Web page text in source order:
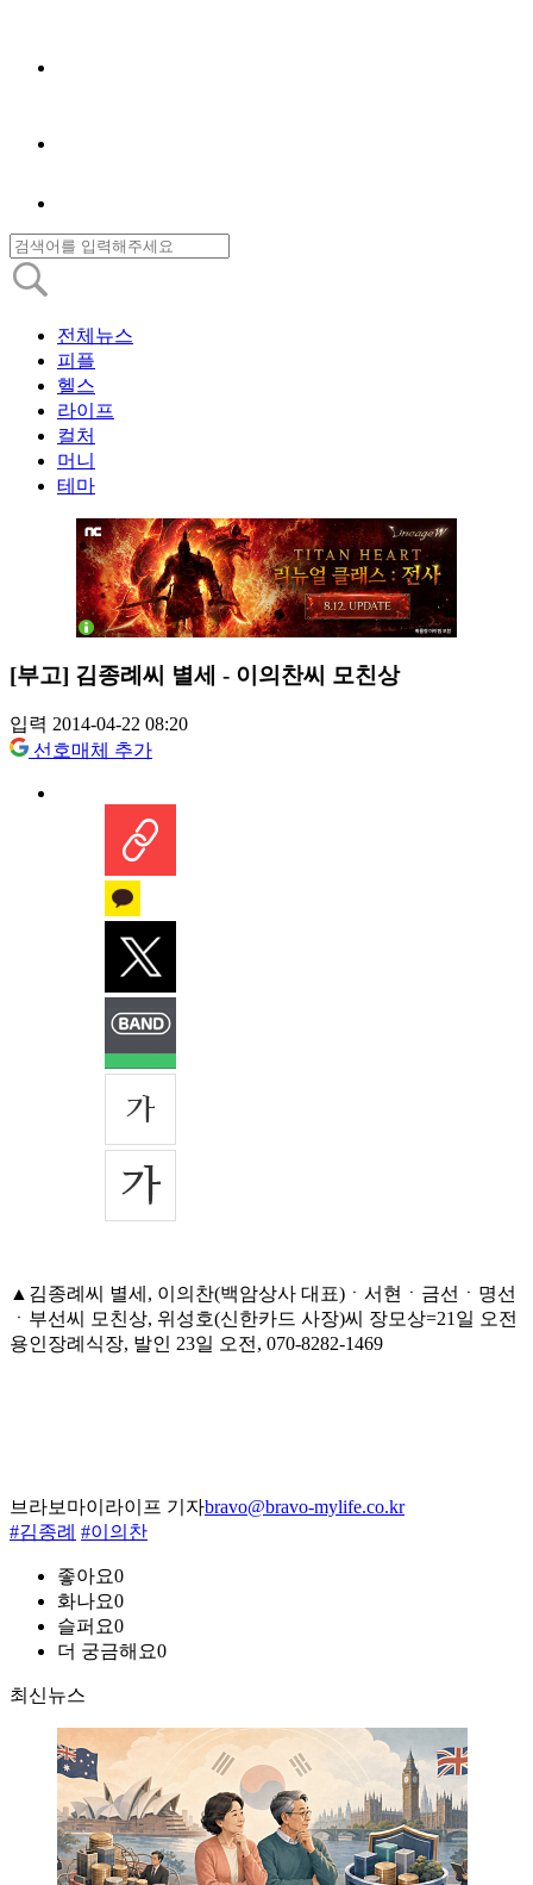
전체뉴스
피플
헬스
라이프
컬처
머니
테마
[부고] 김종례씨 별세 - 이의찬씨 모친상
입력 2014-04-22 08:20
선호매체 추가
▲김종례씨 별세, 이의찬(백암상사 대표)ㆍ서현ㆍ금선ㆍ명선
ㆍ부선씨 모친상, 위성호(신한카드 사장)씨 장모상=21일 오전
용인장례식장, 발인 23일 오전, 070-8282-1469
브라보마이라이프 기자bravo@bravo-mylife.co.kr
#김종례 #이의찬
좋아요0
화나요0
슬퍼요0
더 궁금해요0
최신뉴스